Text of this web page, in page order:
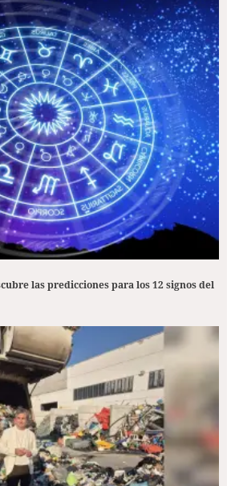
las predicciones para los 12 signos del